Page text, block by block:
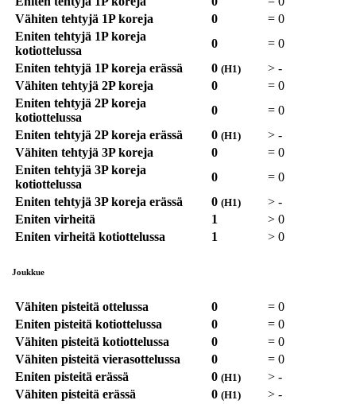
Vähiten tehtyjä 1P koreja
0 = 0
Eniten tehtyjä 1P koreja
kotiottelussa
0 = 0
Eniten tehtyjä 1P koreja erässä
0 (H1) > -
Vähiten tehtyjä 2P koreja
0 = 0
Eniten tehtyjä 2P koreja
kotiottelussa
0 = 0
Eniten tehtyjä 2P koreja erässä
0 (H1) > -
Vähiten tehtyjä 3P koreja
0 = 0
Eniten tehtyjä 3P koreja
kotiottelussa
0 = 0
Eniten tehtyjä 3P koreja erässä
0 (H1) > -
Eniten virheitä
1 > 0
Eniten virheitä kotiottelussa
1 > 0
Joukkue
Vähiten pisteitä ottelussa 0 = 0
Eniten pisteitä kotiottelussa
0 = 0
Vähiten pisteitä kotiottelussa
0 = 0
Vähiten pisteitä vierasottelussa
0 = 0
Eniten pisteitä erässä
0 (H1) > -
Vähiten pisteitä erässä
0 (H1) > -